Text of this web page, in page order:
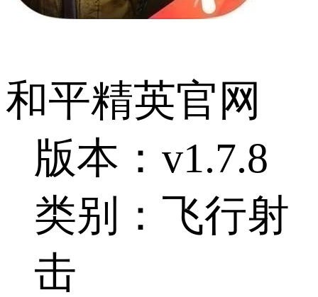
和平精英官网
版本：v1.7.8
类别：飞行射
击